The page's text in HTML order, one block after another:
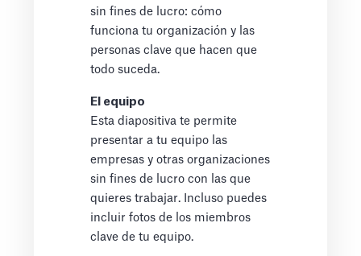
sin fines de lucro: cómo
funciona tu organización y las
personas clave que hacen que
todo suceda.
El equipo
Esta diapositiva te permite
presentar a tu equipo las
empresas y otras organizaciones
sin fines de lucro con las que
quieres trabajar. Incluso puedes
incluir fotos de los miembros
clave de tu equipo.